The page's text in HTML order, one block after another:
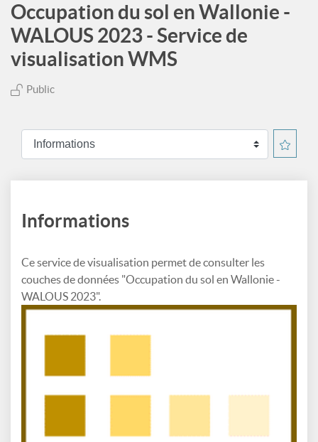
Occupation du sol en Wallonie -
WALOUS 2023 - Service de
visualisation WMS
Public
Informations
Ce service de visualisation permet de consulter les
couches de données "Occupation du sol en Wallonie -
WALOUS 2023".